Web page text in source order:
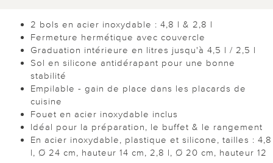
2 bols en acier inoxydable : 4,8 l & 2,8 l
Fermeture hermétique avec couvercle
Graduation intérieure en litres jusqu'à 4,5 l / 2,5 l
Sol en silicone antidérapant pour une bonne
stabilité
Empilable - gain de place dans les placards de
cuisine
Fouet en acier inoxydable inclus
Idéal pour la préparation, le buffet & le rangement
En acier inoxydable, plastique et silicone, tailles : 4,8
l, Ø 24 cm, hauteur 14 cm, 2,8 l, Ø 20 cm, hauteur 12